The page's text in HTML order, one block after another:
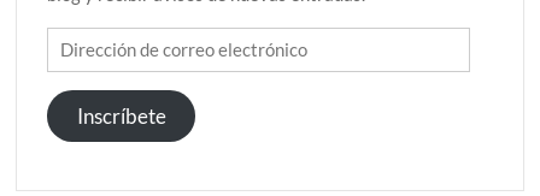
Dirección
de
correo
electrónico
Inscríbete